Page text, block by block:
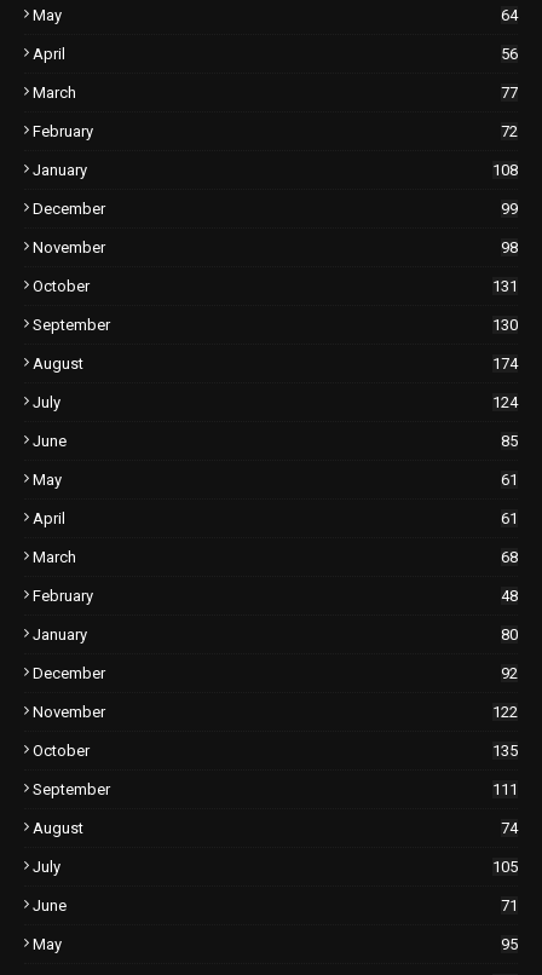
May 64
April 56
March 77
February 72
January 108
December 99
November 98
October 131
September 130
August 174
July 124
June 85
May 61
April 61
March 68
February 48
January 80
December 92
November 122
October 135
September 111
August 74
July 105
June 71
May 95